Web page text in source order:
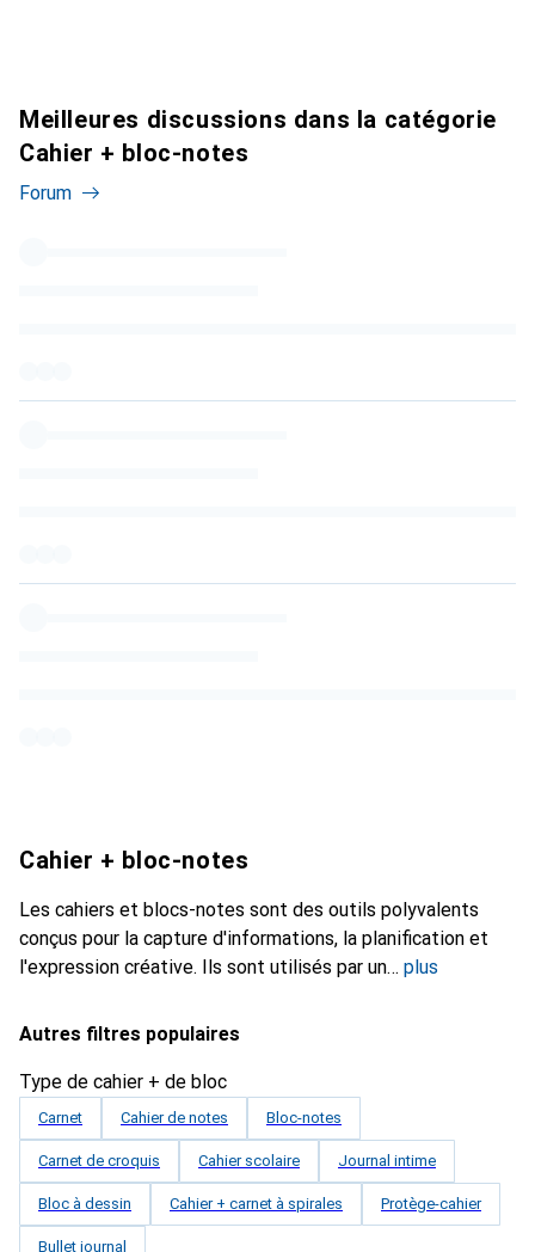
Meilleures discussions dans la catégorie
Cahier + bloc-notes
Forum
Cahier + bloc-notes
Les cahiers et blocs-notes sont des outils polyvalents
conçus pour la capture d'informations, la planification et
l'expression créative. Ils sont utilisés par un
plus
Autres filtres populaires
Type de cahier + de bloc
Carnet Cahier de notes Bloc-notes
Carnet de croquis Cahier scolaire Journal intime
Bloc à dessin Cahier + carnet à spirales Protège-cahier
Bullet journal